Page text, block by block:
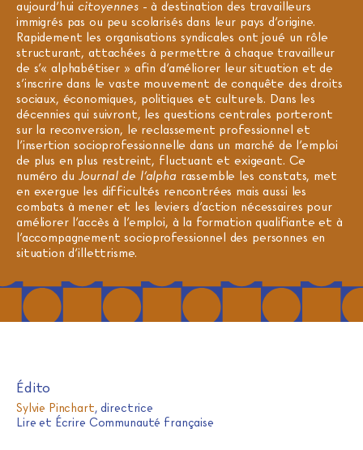
aujourd’hui citoyennes- à destination des travailleurs
immigrés pas ou peu scolarisés dans leur pays d’origine.
Rapidement les organisations syndicales ont joué un rôle
structurant, attachées à permettre à chaque travailleur
de s’« alphabétiser » afin d’améliorer leur situation et de
s’inscrire dans le vaste mouvement de conquête des droits
sociaux, économiques, politiques et culturels. Dans les
décennies qui suivront, les questions centrales porteront
sur la reconversion, le reclassement professionnel et
l’insertion socioprofessionnelle dans un marché de l’emploi
de plus en plus restreint, fluctuant et exigeant. Ce
numéro du Journal de l’alpha rassemble les constats, met
en exergue les difficultés rencontrées mais aussi les
combats à mener et les leviers d’action nécessaires pour
améliorer l’accès à l’emploi, à la formation qualifiante et à
l’accompagnement socioprofessionnel des personnes en
situation d’illettrisme.
Édito
Sylvie Pinchart, directrice
Lire et Écrire Communauté française